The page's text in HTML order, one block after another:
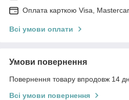
Оплата карткою Visa,
Всі умови оплати
Умови повернення
Повернення товару впродовж 14
Всі умови повернення